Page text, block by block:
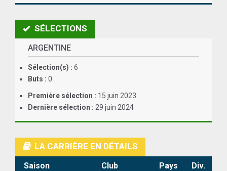
ESPAGNE
ALLEMAGNE
SÉLECTIONS
ARGENTINE
Sélection(s) : 6
Buts : 0
Première sélection : 15 juin 2023
Dernière sélection : 29 juin 2024
LA CARRIÈRE EN DÉTAILS
Saison Club Pays Div.